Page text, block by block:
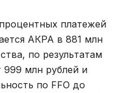
платежей
АКРА в 881 млн
по результатам
999 млн рублей и
по FFO до